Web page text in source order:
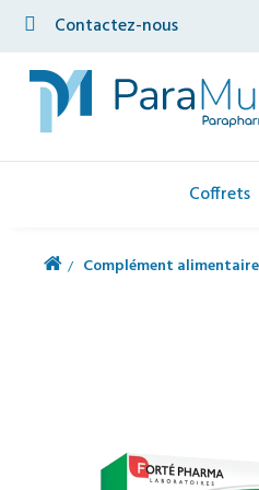
Contactez-nous
Coffrets
Complément